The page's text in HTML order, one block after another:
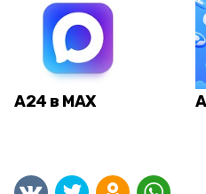
А24 в MAX